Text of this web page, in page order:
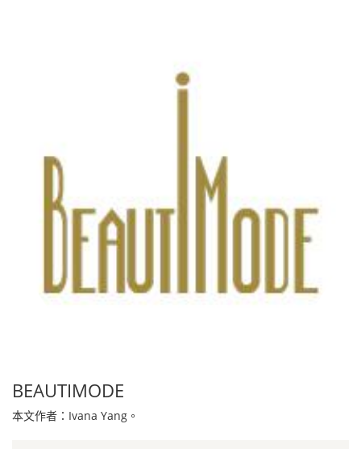
BEAUTIMODE
本文作者：Ivana Yang。